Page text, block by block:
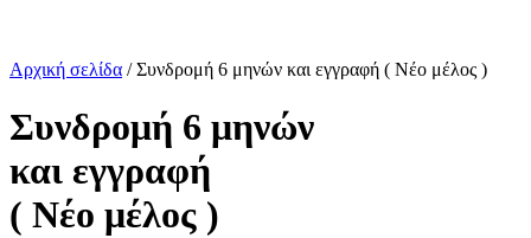
Αρχική σελίδα / Συνδρομή 6 μηνών και εγγραφή ( Νέο μέλος )
Συνδρομή 6 μηνών
και εγγραφή
( Νέο μέλος )